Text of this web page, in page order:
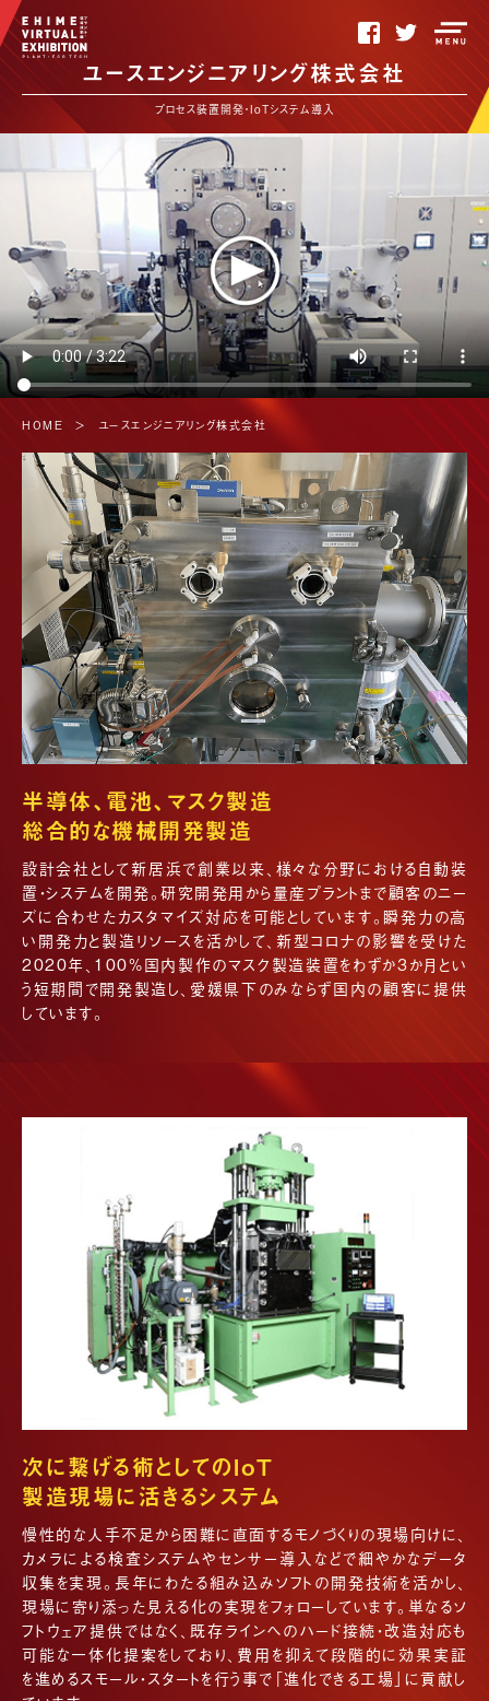
ユースエンジニアリング株式会社
プロセス装置開発・IoTシステム導入
HOME ＞ ユースエンジニアリング株式会社
半導体、電池、マスク製造
総合的な機械開発製造
設計会社として新居浜で創業以来、様々な分野における自動装
置・システムを開発。研究開発用から量産プラントまで顧客のニー
ズに合わせたカスタマイズ対応を可能としています。瞬発力の高
い開発力と製造リソースを活かして、新型コロナの影響を受けた
2020年、100%国内製作のマスク製造装置をわずか3か月とい
う短期間で開発製造し、愛媛県下のみならず国内の顧客に提供
しています。
次に繋げる術としてのIoT
製造現場に活きるシステム
慢性的な人手不足から困難に直面するモノづくりの現場向けに、
カメラによる検査システムやセンサー導入などで細やかなデータ
収集を実現。長年にわたる組み込みソフトの開発技術を活かし、
現場に寄り添った見える化の実現をフォローしています。単なるソ
フトウェア提供ではなく、既存ラインへのハード接続・改造対応も
可能な一体化提案をしており、費用を抑えて段階的に効果実証
を進めるスモール・スタートを行う事で「進化できる工場」に貢献し